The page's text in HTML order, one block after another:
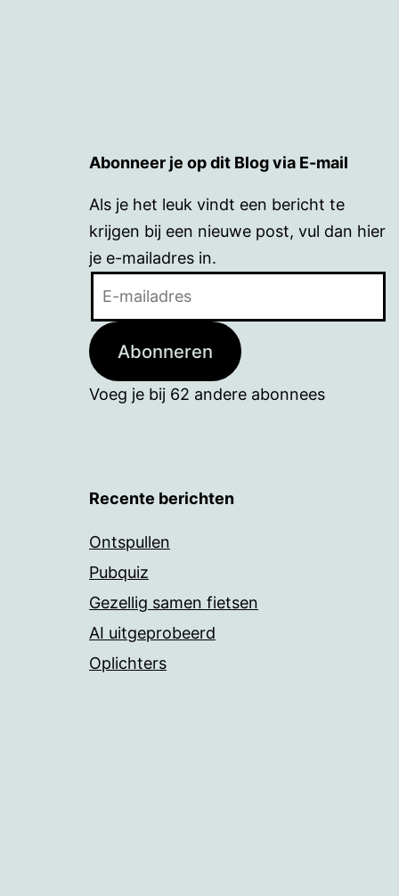
Abonneer je op dit Blog via E-mail
Als je het leuk vindt een bericht te
krijgen bij een nieuwe post, vul dan hier
je e-mailadres in.
Abonneren
Voeg je bij 62 andere abonnees
Recente berichten
Ontspullen
Pubquiz
Gezellig samen fietsen
AI uitgeprobeerd
Oplichters